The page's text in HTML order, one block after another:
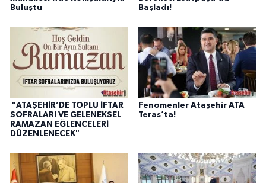
Buluştu
Başladı!
"ATAŞEHİR’DE TOPLU İFTAR
SOFRALARI VE GELENEKSEL
RAMAZAN EĞLENCELERİ
DÜZENLENECEK"
Fenomenler Ataşehir ATA
Teras’ta!